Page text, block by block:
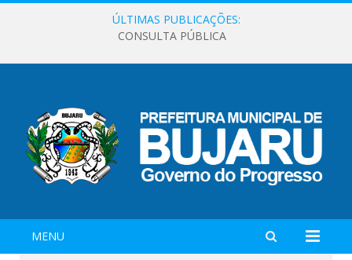
ÚLTIMAS PUBLICAÇÕES:
CONSULTA PÚBLICA
MENU